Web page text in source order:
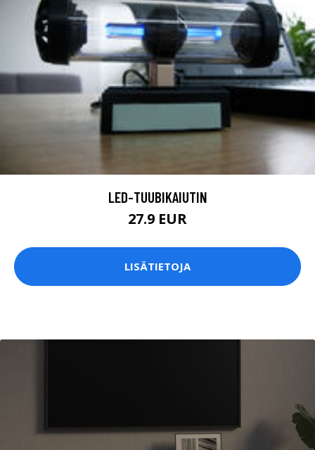
LED-TUUBIKAIUTIN
27.9 EUR
LISÄTIETOJA